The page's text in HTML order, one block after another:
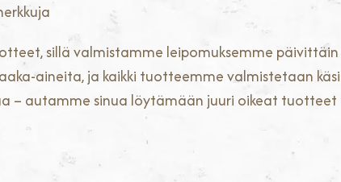
sillä valmistamme leipomuksemme
aineita, ja kaikki tuotteemme valmistetaan
– autamme sinua löytämään juuri oikeat tuotteet